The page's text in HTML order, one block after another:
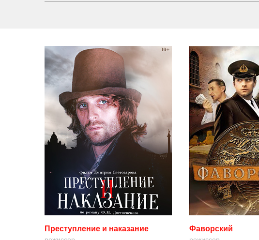
Преступление и наказание Фаворский